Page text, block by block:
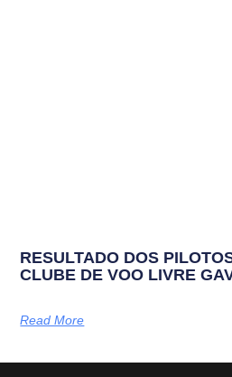
RESULTADO DOS
CLUBE DE VOO LIVRE
Read More